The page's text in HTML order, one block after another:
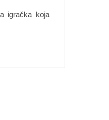
igračka koja